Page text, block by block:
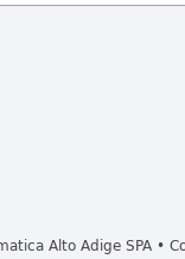
Alto Adige SPA •